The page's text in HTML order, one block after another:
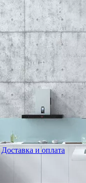
Доставка и оплата